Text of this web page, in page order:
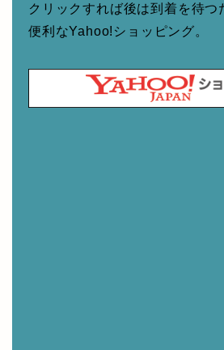
クリックすれば後は到着を待つ
便利なYahoo!ショッピング。